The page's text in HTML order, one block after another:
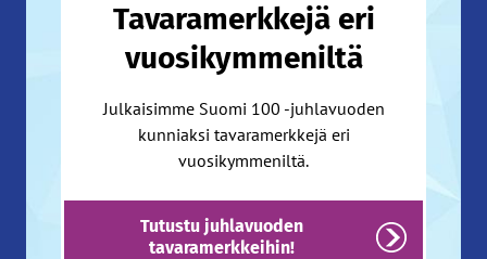
Tavaramerkkejä eri
vuosikymmeniltä
Julkaisimme Suomi 100 -juhlavuoden
kunniaksi tavaramerkkejä eri
vuosikymmeniltä.
Tutustu juhlavuoden
tavaramerkkeihin!